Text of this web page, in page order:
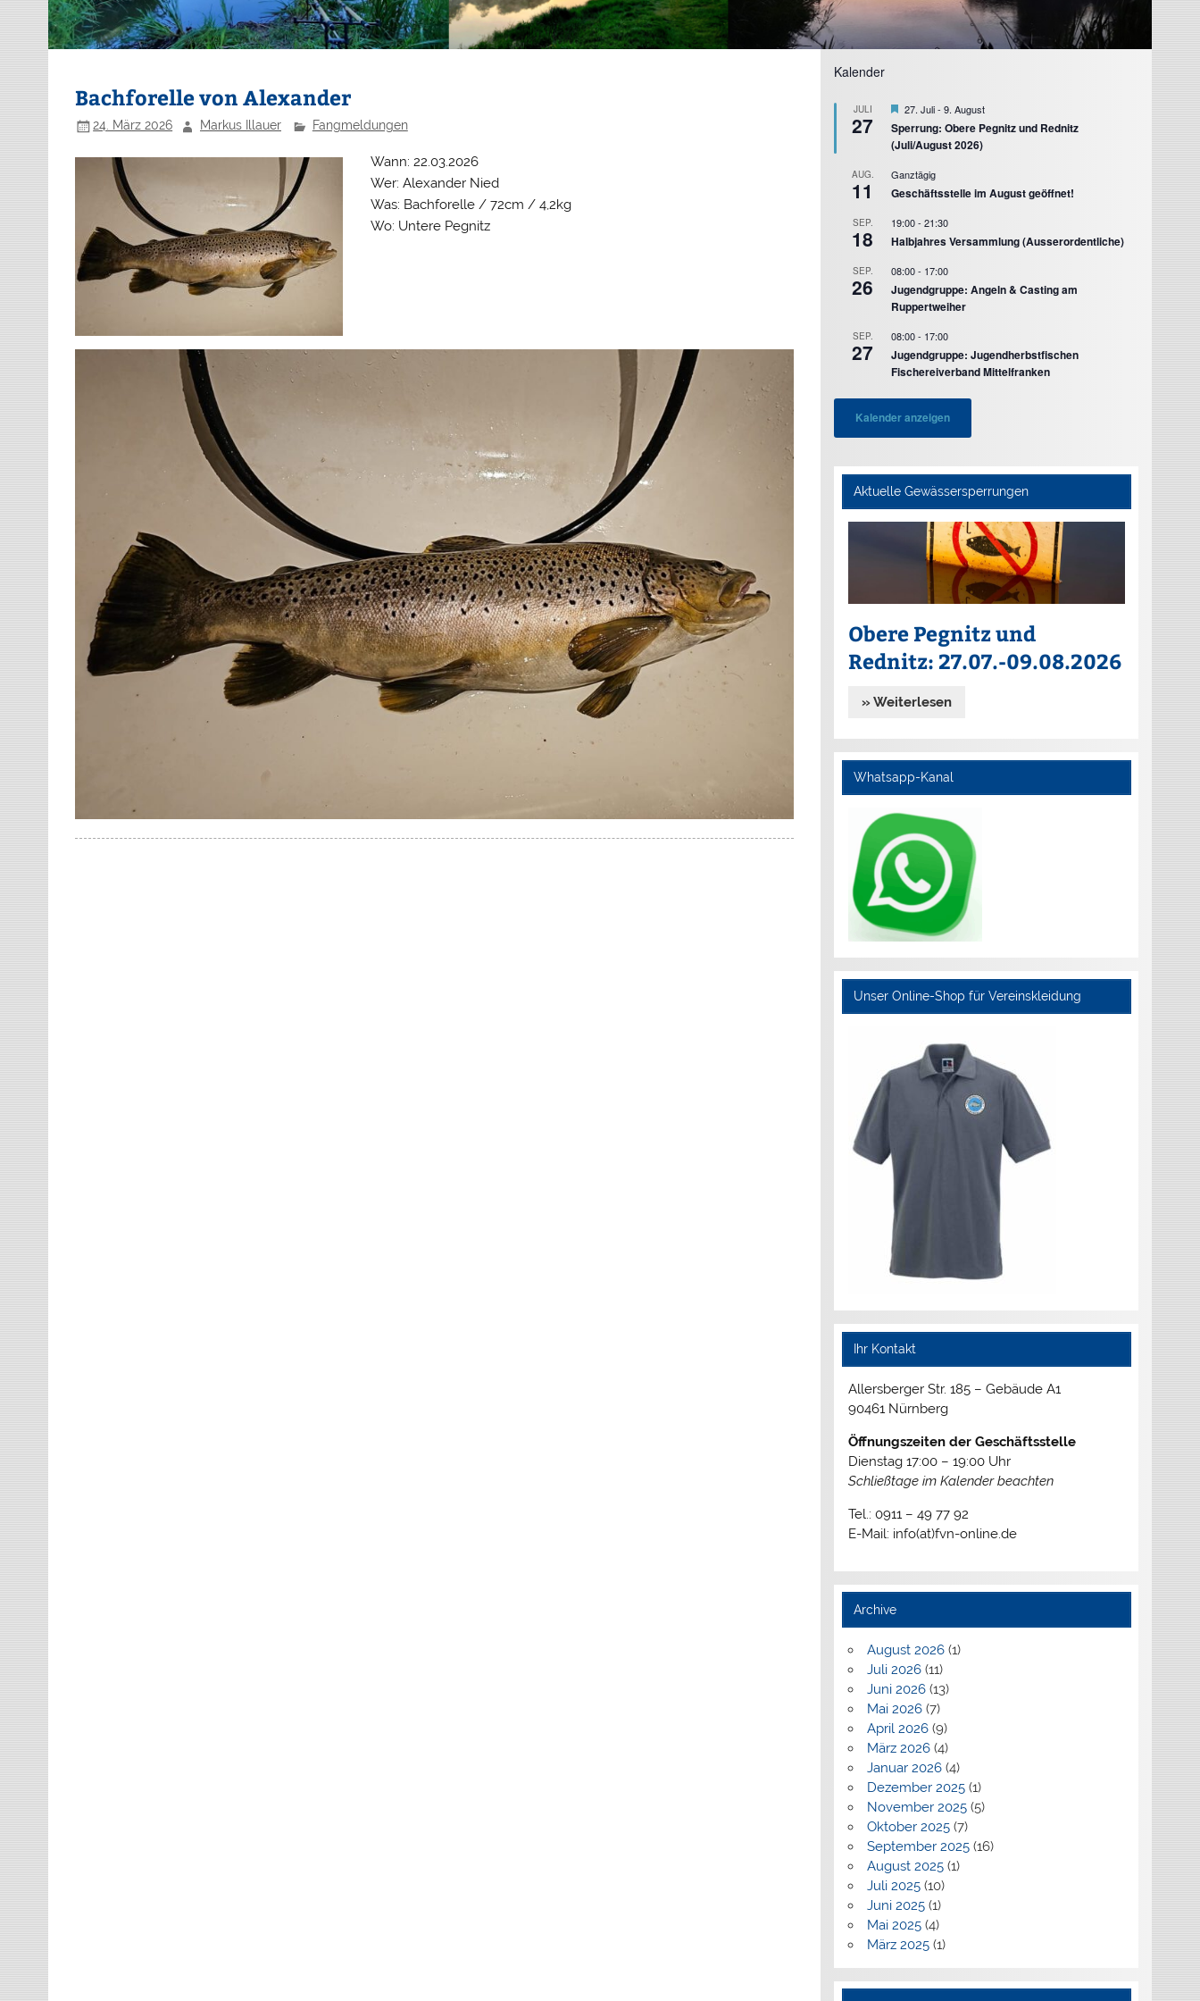
Bachforelle von Alexander
24. März 2026 Markus Illauer Fangmeldungen
Wann: 22.03.2026
Wer: Alexander Nied
Was: Bachforelle / 72cm / 4,2kg
Wo: Untere Pegnitz
Kalender
JULI
27
Hervorgehoben
27. Juli-9. August
Sperrung: Obere Pegnitz und Rednitz
(Juli/August 2026)
AUG.
11
Ganztägig
Geschäftsstelle im August geöffnet!
SEP.
18
19:00-21:30
Halbjahres Versammlung (Ausserordentliche)
SEP.
26
08:00- 17:00
Jugendgruppe: Angeln & Casting am
Ruppertweiher
SEP.
27
08:00- 17:00
Jugendgruppe: Jugendherbstfischen
Fischereiverband Mittelfranken
Kalender anzeigen
Aktuelle Gewässersperrungen
Obere Pegnitz und
Rednitz: 27.07.-09.08.2026
» Weiterlesen
Whatsapp-Kanal
Unser Online-Shop für Vereinskleidung
Ihr Kontakt
Allersberger Str. 185 – Gebäude A1
90461 Nürnberg
Öffnungszeiten der Geschäftsstelle
Dienstag 17:00 – 19:00 Uhr
Schließtage im Kalender beachten
Tel.: 0911 – 49 77 92
E-Mail: info(at)fvn-online.de
Archive
August 2026(1)
Juli 2026(11)
Juni 2026(13)
Mai 2026(7)
April 2026(9)
März 2026(4)
Januar 2026(4)
Dezember 2025(1)
November 2025(5)
Oktober 2025(7)
September 2025(16)
August 2025(1)
Juli 2025(10)
Juni 2025(1)
Mai 2025(4)
März 2025(1)